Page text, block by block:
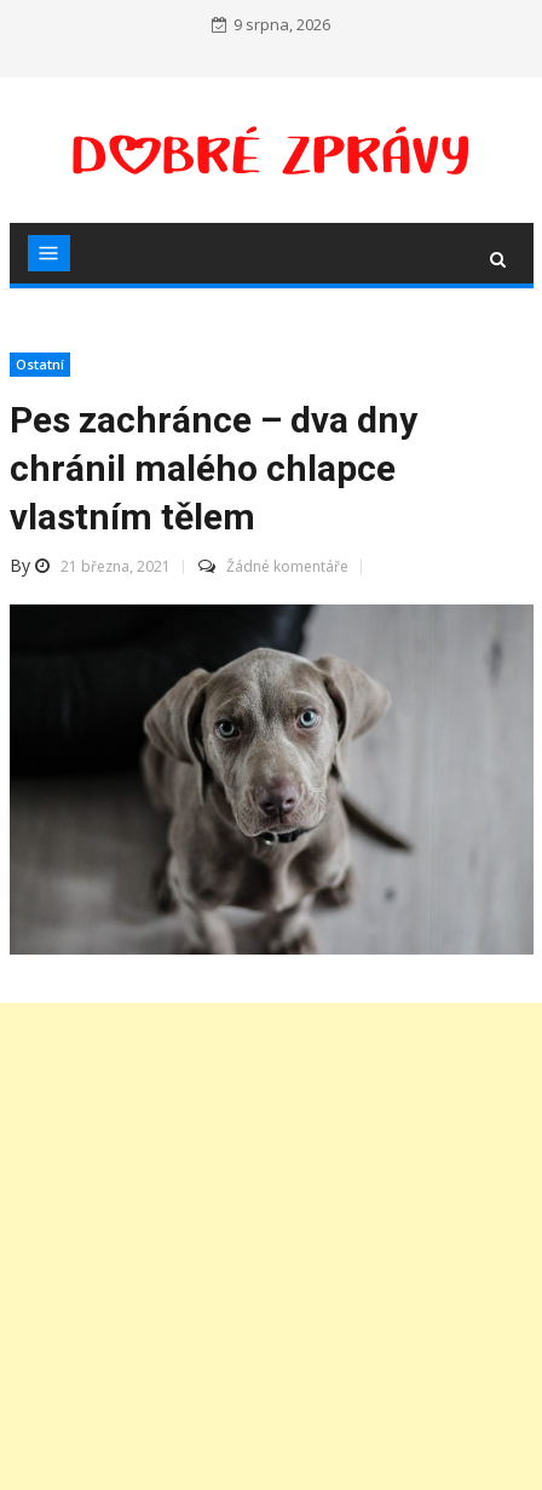
9 srpna, 2026
Ostatní
Pes zachránce – dva dny
chránil malého chlapce
vlastním tělem
By 21 března, 2021 Žádné komentáře